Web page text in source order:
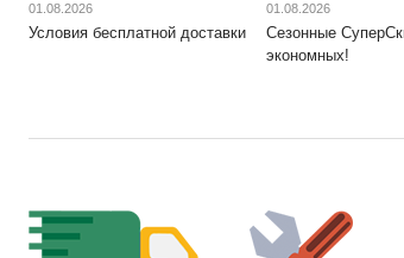
01.08.2026
Условия бесплатной доставки
01.08.2026
Сезонные
экономных!